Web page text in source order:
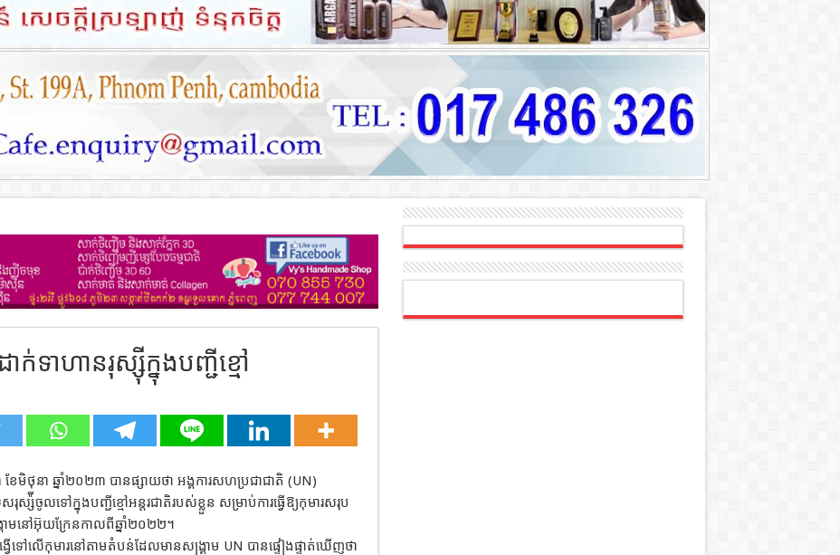
ក់ទាហានរុស្ស៊ីក្នុងបញ្ជីខ្មៅ
ែមិថុនា ឆ្នាំ២០២៣ បានផ្សាយថា អង្គការសហប្រជាជាតិ (UN)
ស៉ីចូលទៅក្នុងបញ្ជីខ្មៅអន្តរជាតិរបស់ខ្លួន សម្រាប់ការធ្វើឱ្យកុមារសរុប
ាមនៅអ៊ុយក្រែនកាលពីឆ្នាំ២០២២។
ង្វើទៅលើកុមារនៅតាមតំបន់ដែលមានសង្រ្គាម UN បានផ្ទៀងផ្ទាត់ឃើញថា